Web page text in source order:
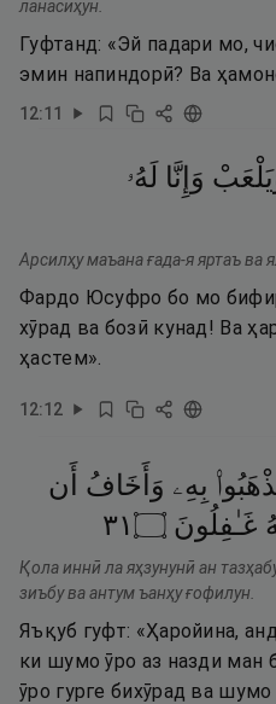
ланасиҳун.
Гуфтанд: «Эй падари мо,
эмин напиндорӣ? Ва
12:11
وَإِنَّا لَهُۥ
Арсилҳу маъана ғада-я яртаъ ва
Фардо Юсуфро бо мо
хӯрад ва бозӣ кунад! Ва
ҳастем».
12:12
بِهِۦ وَأَخَافُ
أَن
غَـٰفِلُونَ ۝١٣
Қола иннӣ ла яҳзунунӣ ан
зиъбу ва антум ъанҳу ғофилун.
Яъқуб гуфт: «Ҳаройина,
ки шумо ӯро аз назди ман
ӯро гурге бихӯрад ва